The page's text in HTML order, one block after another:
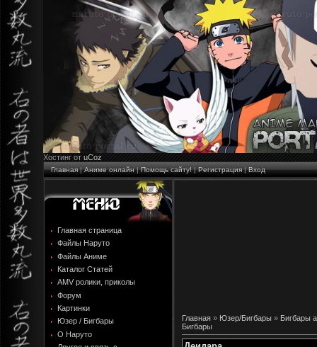
Хостинг от uCoz
Главная|Аниме онлайн|Помощь сайту!|Регистрация|Вход
Главная страница
Файлы Наруто
Файлы Аниме
Каталог Статей
AMV ролики, приколы
Форум
Картинки
Юзер / Бигбары
О Наруто
Главная » Юзер/Бигбары » Бигбары
Бигбары